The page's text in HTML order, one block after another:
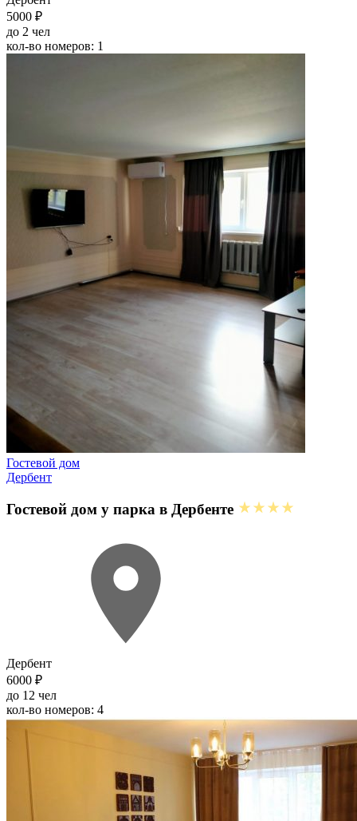
5000 ₽
до 2 чел
кол-во номеров: 1
Гостевой дом
Дербент
Гостевой дом у парка в Дербенте
Дербент
6000 ₽
до 12 чел
кол-во номеров: 4